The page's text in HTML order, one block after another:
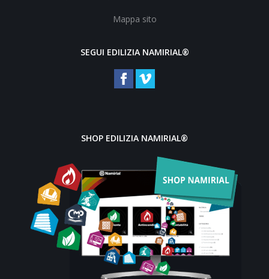
Mappa sito
SEGUI EDILIZIA NAMIRIAL®
SHOP EDILIZIA NAMIRIAL®